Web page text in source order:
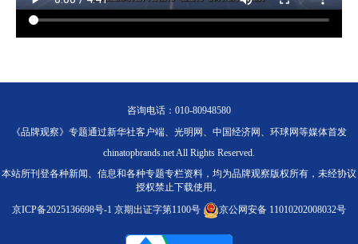
咨询电话：010-80948580
《品牌观察》专题通过新华社客户端、光明网、中国经济网、环球网等媒体首发
chinatopbrands.net All Rights Reserved.
本站所刊登各种新闻、信息和各种专题专栏资料，均为品牌观察版权所有，未经协议
授权禁止下载使用。
京ICP备2025136698号-1 京期出证字第1100号 京公网安备 11010202008032号